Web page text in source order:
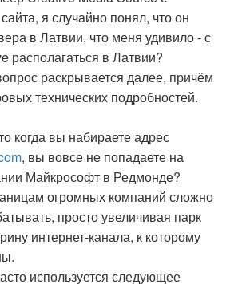
я случайно понял, что он
в Латвии, что меня удивило - с
располагаться в Латвии?
раскрывается далее, причём
технических подробностей.
когда вы набираете адрес
, вы вовсе не попадаете на
Майкрософт в Редмонде?
огромных компаний сложно
просто увеличивая парк
интернет-канала, к которому
используется следующее